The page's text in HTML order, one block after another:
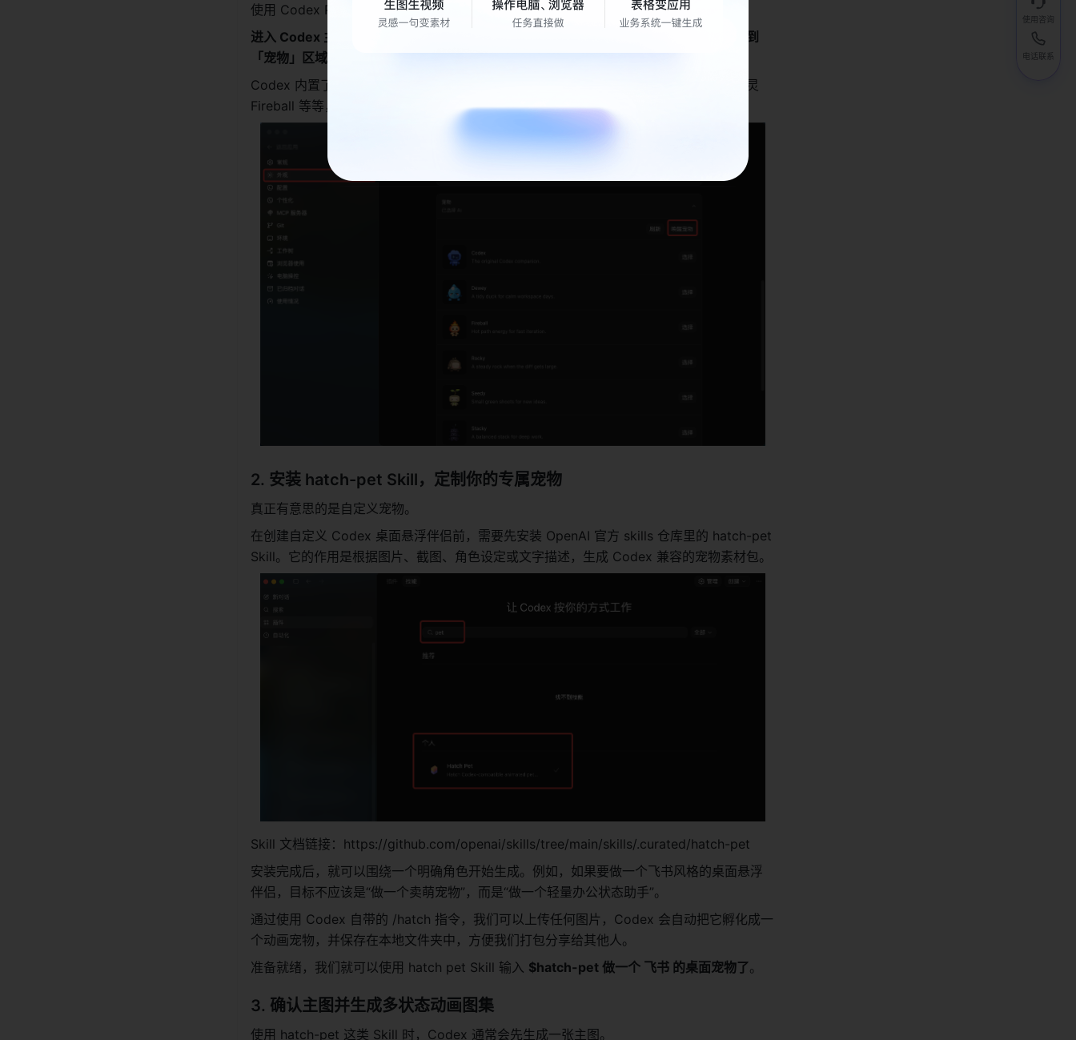
使用 Codex Pets 的第一步，是在 Codex 设置里找到宠物入口：
进入 Codex 主界面，点击左下角的「设置」，打开「外观」设置，下拉到最底下可以看到
「宠物」区域。
Codex 内置了 8 只风格各异的宠物，比如官方吉祥物 Codex、整理鸭 Dewey、火焰精灵
Fireball 等等，你可以选择一个内置宠物，也可以在需要专注时把它收起。
2. 安装 hatch-pet Skill，定制你的专属宠物
真正有意思的是自定义宠物。
在创建自定义 Codex 桌面悬浮伴侣前，需要先安装 OpenAI 官方 skills 仓库里的 hatch-pet
Skill。它的作用是根据图片、截图、角色设定或文字描述，生成 Codex 兼容的宠物素材包。
Skill 文档链接：https://github.com/openai/skills/tree/main/skills/.curated/hatch-pet
安装完成后，就可以围绕一个明确角色开始生成。例如，如果要做一个飞书风格的桌面悬浮
伴侣，目标不应该是“做一个卖萌宠物”，而是“做一个轻量办公状态助手”。
通过使用 Codex 自带的 /hatch 指令，我们可以上传任何图片，Codex 会自动把它孵化成一
个动画宠物，并保存在本地文件夹中，方便我们打包分享给其他人。
准备就绪，我们就可以使用 hatch pet Skill 输入 $hatch-pet 做一个 飞书 的桌面宠物了。
3. 确认主图并生成多状态动画图集
使用 hatch-pet 这类 Skill 时，Codex 通常会先生成一张主图。
使用咨询
电话联系